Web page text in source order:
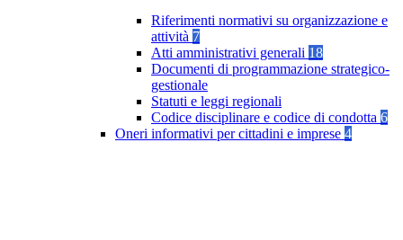
Riferimenti normativi su organizzazione e
attività 7
Atti amministrativi generali 18
Documenti di programmazione strategico-
gestionale
Statuti e leggi regionali
Codice disciplinare e codice di condotta 6
Oneri informativi per cittadini e imprese 4